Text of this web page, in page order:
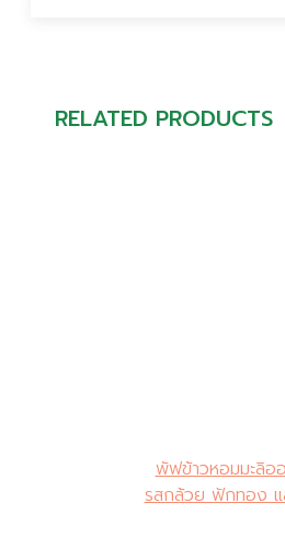
RELATED PRODUCTS
พัฟข้าวหอมมะลิอ
รสกล้วย ฟักทอง แ